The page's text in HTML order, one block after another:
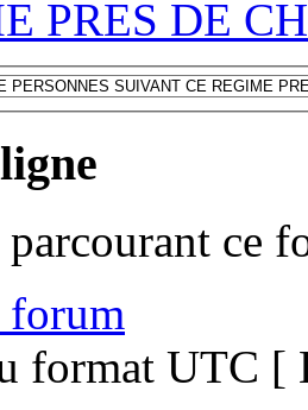
PRES DE
ce
forum
format UTC [